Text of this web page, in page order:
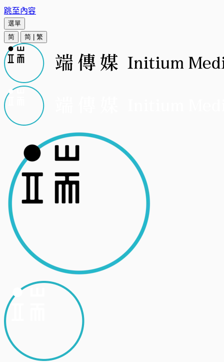
跳至內容
選單
简
简 繁